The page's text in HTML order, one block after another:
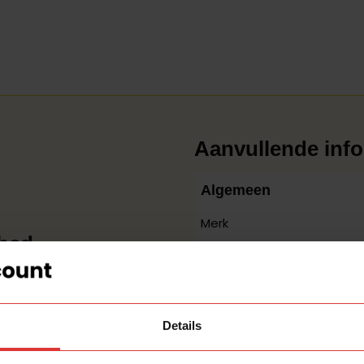
Details
onze Refurbished
hebben we dezeeen
De lamp past met zijn
uitgevoerd met E27-
1 lichtpunt(en).
Aanvullende
Algemeen
Merk
Type lamp
Conditie